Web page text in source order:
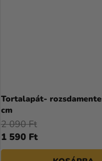
Tortalapát-
cm
1 590 Ft
2 090 Ft